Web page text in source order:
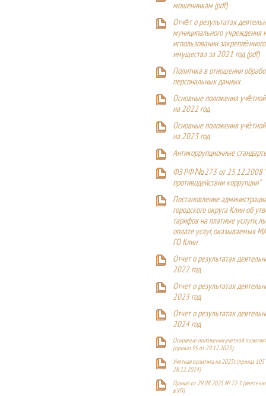
мошенникам (pdf)
Отчёт о результатах
муниципального учреждения
использовании
имущества за 2021 год (pdf)
Политика в отношении
персональных данных
Основные положения
на 2022 год
Основные положения
на 2023 год
Антикоррупционные
ФЗ РФ №273 от 25.12.2008
противодействии коррупции"
Постановление
городского округа Клин об
тарифов на платные услуги,
оплате услуг, оказываемых
ГО Клин
Отчет о результатах
2022 год
Отчет о результатах
2023 год
Отчет о результатах
2024 год
Основные положения учетной
(приказ 95 от 29.12.2023)
Учетная политика на 2025г. (приказ 105
28.12.2024)
Приказ от 29.08.2025 № 72-1
в УП)